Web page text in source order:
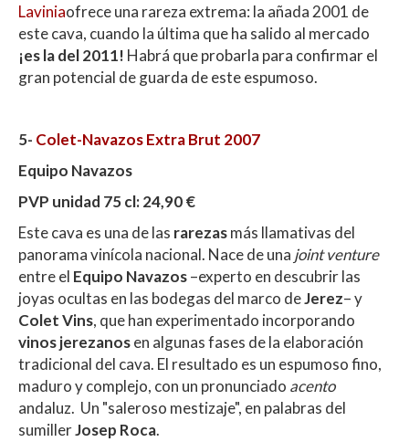
Laviniaofrece una rareza extrema: la añada 2001 de
este cava, cuando la última que ha salido al mercado
¡es la del 2011! Habrá que probarla para confirmar el
gran potencial de guarda de este espumoso.
5- Colet-Navazos Extra Brut 2007
Equipo Navazos
PVP unidad 75 cl: 24,90 €
Este cava es una de las rarezasmás llamativas del
panorama vinícola nacional. Nace de una joint venture
entre el Equipo Navazos–experto en descubrir las
joyas ocultas en las bodegas del marco deJerez– y
Colet Vins, que han experimentado incorporando
vinos jerezanosen algunas fases de la elaboración
tradicional del cava. El resultado es un espumoso fino,
maduro y complejo, con un pronunciado acento
andaluz. Un "saleroso mestizaje", en palabras del
sumillerJosep Roca.